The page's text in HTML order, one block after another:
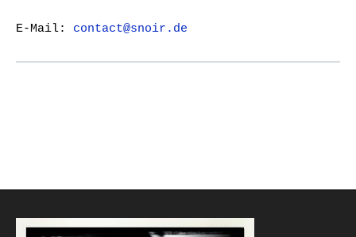
E-Mail: contact@snoir.de